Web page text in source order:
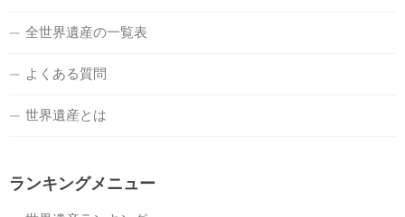
全世界遺産の一覧表
よくある質問
世界遺産とは
ランキングメニュー